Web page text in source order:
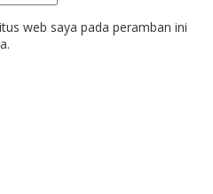
web saya pada peramban ini